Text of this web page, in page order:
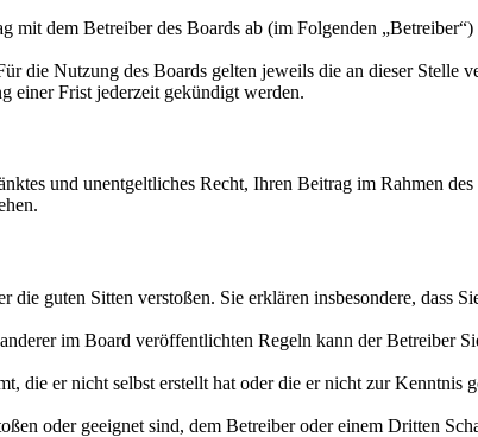
dem Betreiber des Boards ab (im Folgenden
die Nutzung des Boards gelten jeweils die an dieser Stelle
einer Frist jederzeit gekündigt werden.
und unentgeltliches Recht, Ihren Beitrag im Rahmen
guten Sitten verstoßen. Sie erklären insbesondere, dass
im Board veröffentlichten Regeln kann der Betreiber
er nicht selbst erstellt hat oder die er nicht zur Kenntnis
oder geeignet sind, dem Betreiber oder einem Dritten